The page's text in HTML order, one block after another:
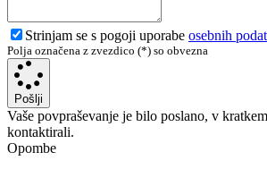
Strinjam se s pogoji uporabe osebnih
Polja označena z zvezdico (*) so obvezna
Pošlji
Vaše povpraševanje je bilo poslano, v
kontaktirali.
Opombe